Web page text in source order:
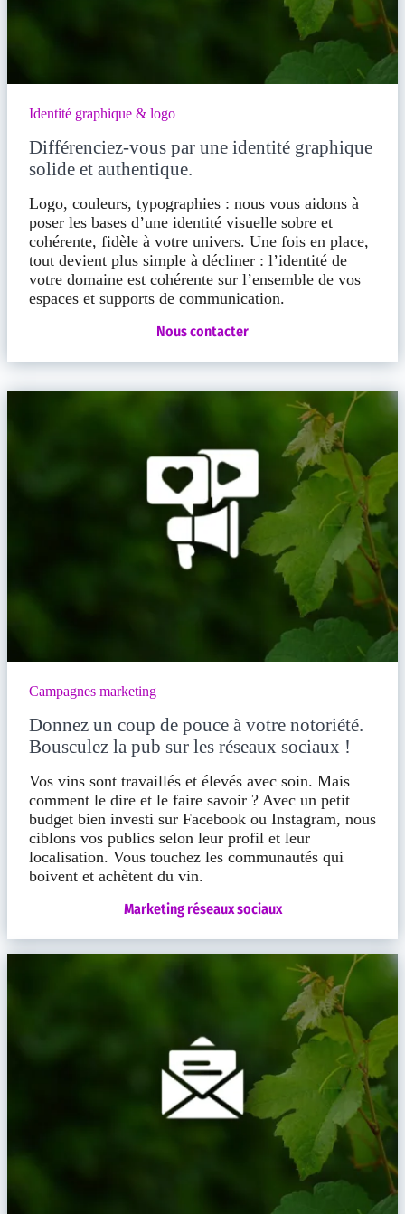
Identité graphique & logo
Différenciez-vous par une identité graphique
solide et authentique.
Logo, couleurs, typographies : nous vous aidons à
poser les bases d’une identité visuelle sobre et
cohérente, fidèle à votre univers. Une fois en place,
tout devient plus simple à décliner : l’identité de
votre domaine est cohérente sur l’ensemble de vos
espaces et supports de communication.
Nous contacter
Campagnes marketing
Donnez un coup de pouce à votre notoriété.
Bousculez la pub sur les réseaux sociaux !
Vos vins sont travaillés et élevés avec soin. Mais
comment le dire et le faire savoir ? Avec un petit
budget bien investi sur Facebook ou Instagram, nous
ciblons vos publics selon leur profil et leur
localisation. Vous touchez les communautés qui
boivent et achètent du vin.
Marketing réseaux sociaux